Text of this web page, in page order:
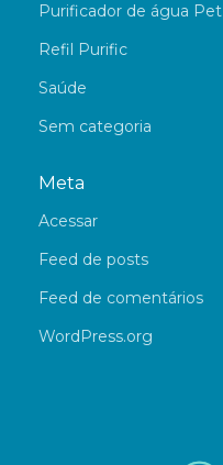
Purificador de água Pet
Refil Purific
Saúde
Sem categoria
Meta
Acessar
Feed de posts
Feed de comentários
WordPress.org